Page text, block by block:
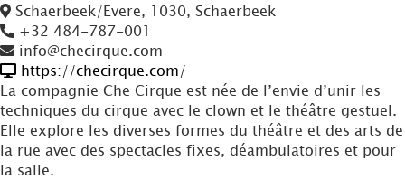
Schaerbeek/Evere, 1030, Schaerbeek
+32 484-787-001
info@checirque.com
https://checirque.com/
La compagnie Che Cirque est née de l’envie d’unir les
techniques du cirque avec le clown et le théâtre gestuel.
Elle explore les diverses formes du théâtre et des arts de
la rue avec des spectacles fixes, déambulatoires et pour
la salle.